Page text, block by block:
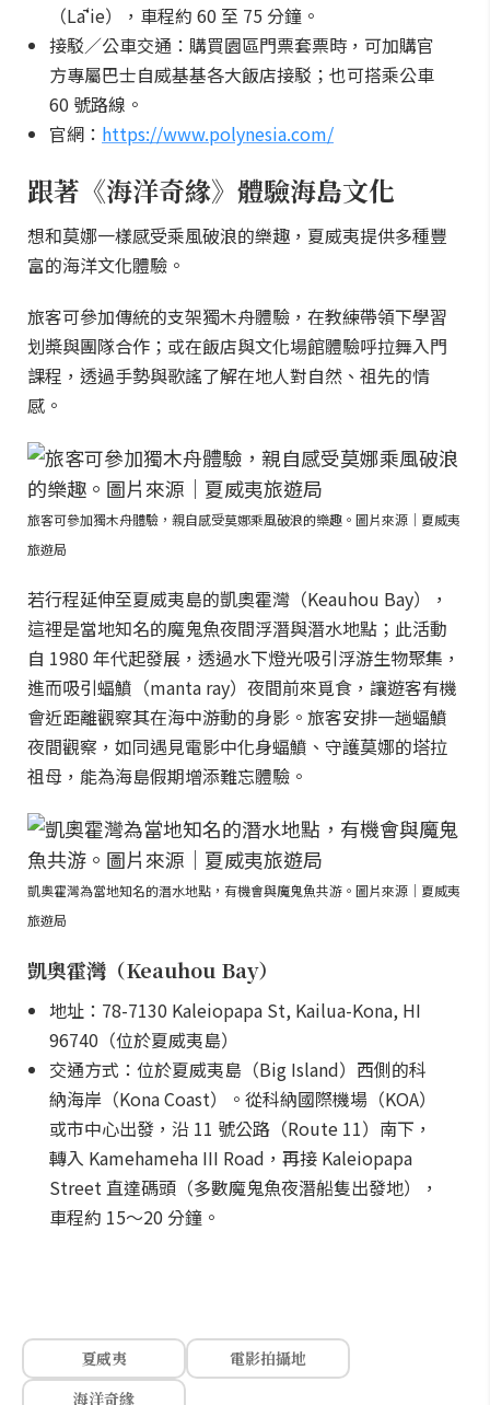
（Lāʻie），車程約 60 至 75 分鐘。
接駁／公車交通：購買園區門票套票時，可加購官
方專屬巴士自威基基各大飯店接駁；也可搭乘公車
60 號路線。
官網： https://www.polynesia.com/
跟著《海洋奇緣》體驗海島文化
想和莫娜一樣感受乘風破浪的樂趣，夏威夷提供多種豐
富的海洋文化體驗。
旅客可參加傳統的支架獨木舟體驗，在教練帶領下學習
划槳與團隊合作；或在飯店與文化場館體驗呼拉舞入門
課程，透過手勢與歌謠了解在地人對自然、祖先的情
感。
旅客可參加獨木舟體驗，親自感受莫娜乘風破浪的樂趣。圖片來源｜夏威夷
旅遊局
若行程延伸至夏威夷島的凱奧霍灣（Keauhou Bay），
這裡是當地知名的魔鬼魚夜間浮潛與潛水地點；此活動
自 1980 年代起發展，透過水下燈光吸引浮游生物聚集，
進而吸引蝠鱝（manta ray）夜間前來覓食，讓遊客有機
會近距離觀察其在海中游動的身影。旅客安排一趟蝠鱝
夜間觀察，如同遇見電影中化身蝠鱝、守護莫娜的塔拉
祖母，能為海島假期增添難忘體驗。
凱奧霍灣為當地知名的潛水地點，有機會與魔鬼魚共游。圖片來源｜夏威夷
旅遊局
凱奧霍灣（Keauhou Bay）
地址：78-7130 Kaleiopapa St, Kailua-Kona, HI
96740（位於夏威夷島）
交通方式：位於夏威夷島（Big Island）西側的科
納海岸（Kona Coast）。從科納國際機場（KOA）
或市中心出發，沿 11 號公路（Route 11）南下，
轉入 Kamehameha III Road，再接 Kaleiopapa
Street 直達碼頭（多數魔鬼魚夜潛船隻出發地），
車程約 15～20 分鐘。
夏威夷
電影拍攝地
海洋奇緣